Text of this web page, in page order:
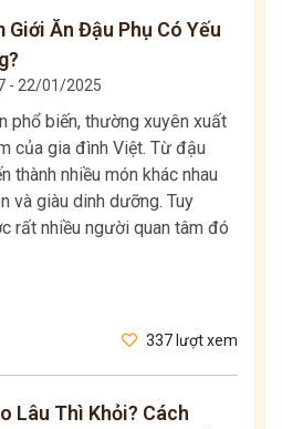
Giới Ăn Đậu Phụ Có Yếu
- 22/01/2025
phổ biến, thường xuyên xuất
của gia đình Việt. Từ đậu
thành nhiều món khác nhau
và giàu dinh dưỡng. Tuy
rất nhiều người quan tâm đó
337 lượt xem
Lâu Thì Khỏi? Cách